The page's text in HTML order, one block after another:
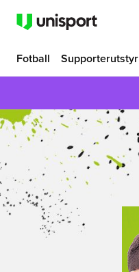
Fotball Supporterutstyr